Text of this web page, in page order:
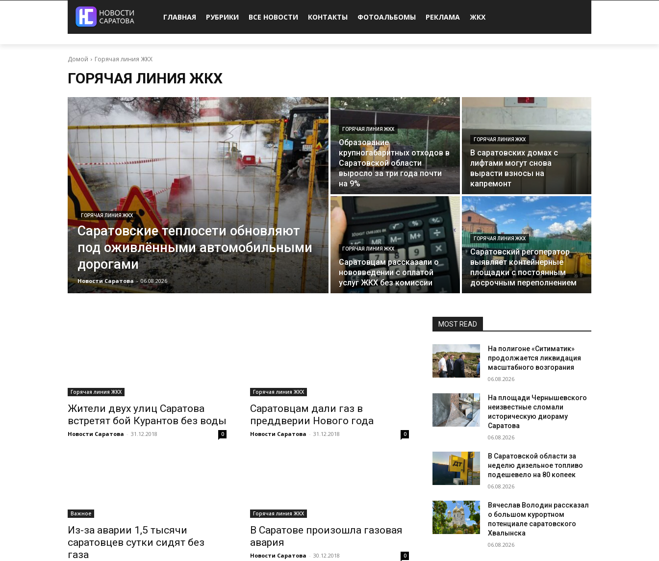
ГЛАВНАЯ РУБРИКИ ВСЕ НОВОСТИ КОНТАКТЫ ФОТОАЛЬБОМЫ РЕКЛАМА ЖКХ
Домой Горячая линия ЖКХ
ГОРЯЧАЯ ЛИНИЯ ЖКХ
ГОРЯЧАЯ ЛИНИЯ ЖКХ
Саратовские теплосети обновляют
под оживлёнными автомобильными
дорогами
Новости Саратова - 06.08.2026
ГОРЯЧАЯ ЛИНИЯ ЖКХ
Образование
крупногабаритных отходов в
Саратовской области
выросло за три года почти
на 9%
ГОРЯЧАЯ ЛИНИЯ ЖКХ
В саратовских домах с
лифтами могут снова
вырасти взносы на
капремонт
ГОРЯЧАЯ ЛИНИЯ ЖКХ
Саратовцам рассказали о
нововведении с оплатой
услуг ЖКХ без комиссии
ГОРЯЧАЯ ЛИНИЯ ЖКХ
Саратовский регоператор
выявляет контейнерные
площадки с постоянным
досрочным переполнением
Горячая линия ЖКХ
Жители двух улиц Саратова
встретят бой Курантов без воды
Новости Саратова - 31.12.2018 0
Горячая линия ЖКХ
Саратовцам дали газ в
преддверии Нового года
Новости Саратова - 31.12.2018 0
Важное
Из-за аварии 1,5 тысячи
саратовцев сутки сидят без
газа
Горячая линия ЖКХ
В Саратове произошла газовая
авария
Новости Саратова - 30.12.2018 0
MOST READ
На полигоне «Ситиматик»
продолжается ликвидация
масштабного возгорания
06.08.2026
На площади Чернышевского
неизвестные сломали
историческую диораму
Саратова
06.08.2026
В Саратовской области за
неделю дизельное топливо
подешевело на 80 копеек
06.08.2026
Вячеслав Володин рассказал
о большом курортном
потенциале саратовского
Хвалынска
06.08.2026